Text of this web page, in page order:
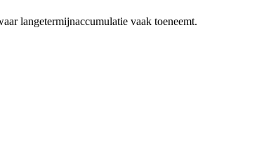
langetermijnaccumulatie vaak toeneemt.